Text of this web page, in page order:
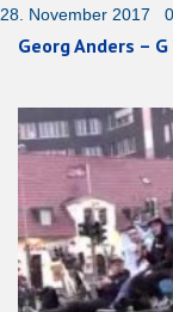
28. November 2017
Georg Anders –